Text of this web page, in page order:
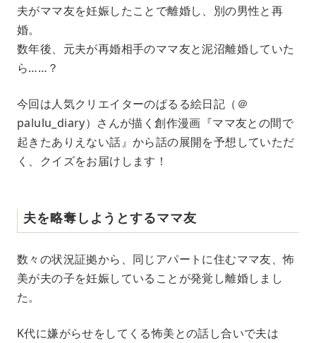
u
e
夫がママ友を妊娠したことで離婚し、別の男性と再
婚。
数年後、元夫が再婚相手のママ友と泥沼離婚していた
ら……？
今回は人気クリエイターのぱるる絵日記（＠
palulu_diary）さんが描く創作漫画『ママ友との間で
起きたありえない話』から話の展開を予想していただ
く、クイズをお届けします！
夫を略奪しようとするママ友
数々の状況証拠から、同じアパートに住むママ友、怖
美が夫の子を妊娠していることが発覚し離婚しまし
た。
K代に嫌がらせをしてくる怖美との話し合いで夫は